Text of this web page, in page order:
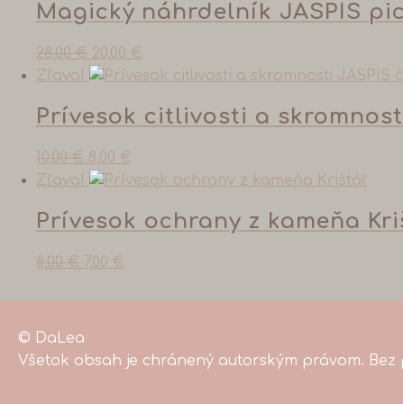
Magický náhrdelník JASPIS
28,00€ 20,00 €
Zľava!
Prívesok citlivosti a
10,00€ 8,00 €
Zľava!
Prívesok ochrany z kameňa
8,00€ 7,00 €
© DaLea
Všetok obsah je chránený autorským právom.